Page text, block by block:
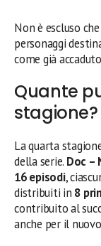
Non è escluso
personaggi
come già
Quante
stagione?
La quarta
della serie. Doc –
16 episodi,
distribuiti in 8
contribuito al
anche per il